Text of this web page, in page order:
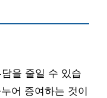
을 줄일 수 있습
어 증여하는 것이